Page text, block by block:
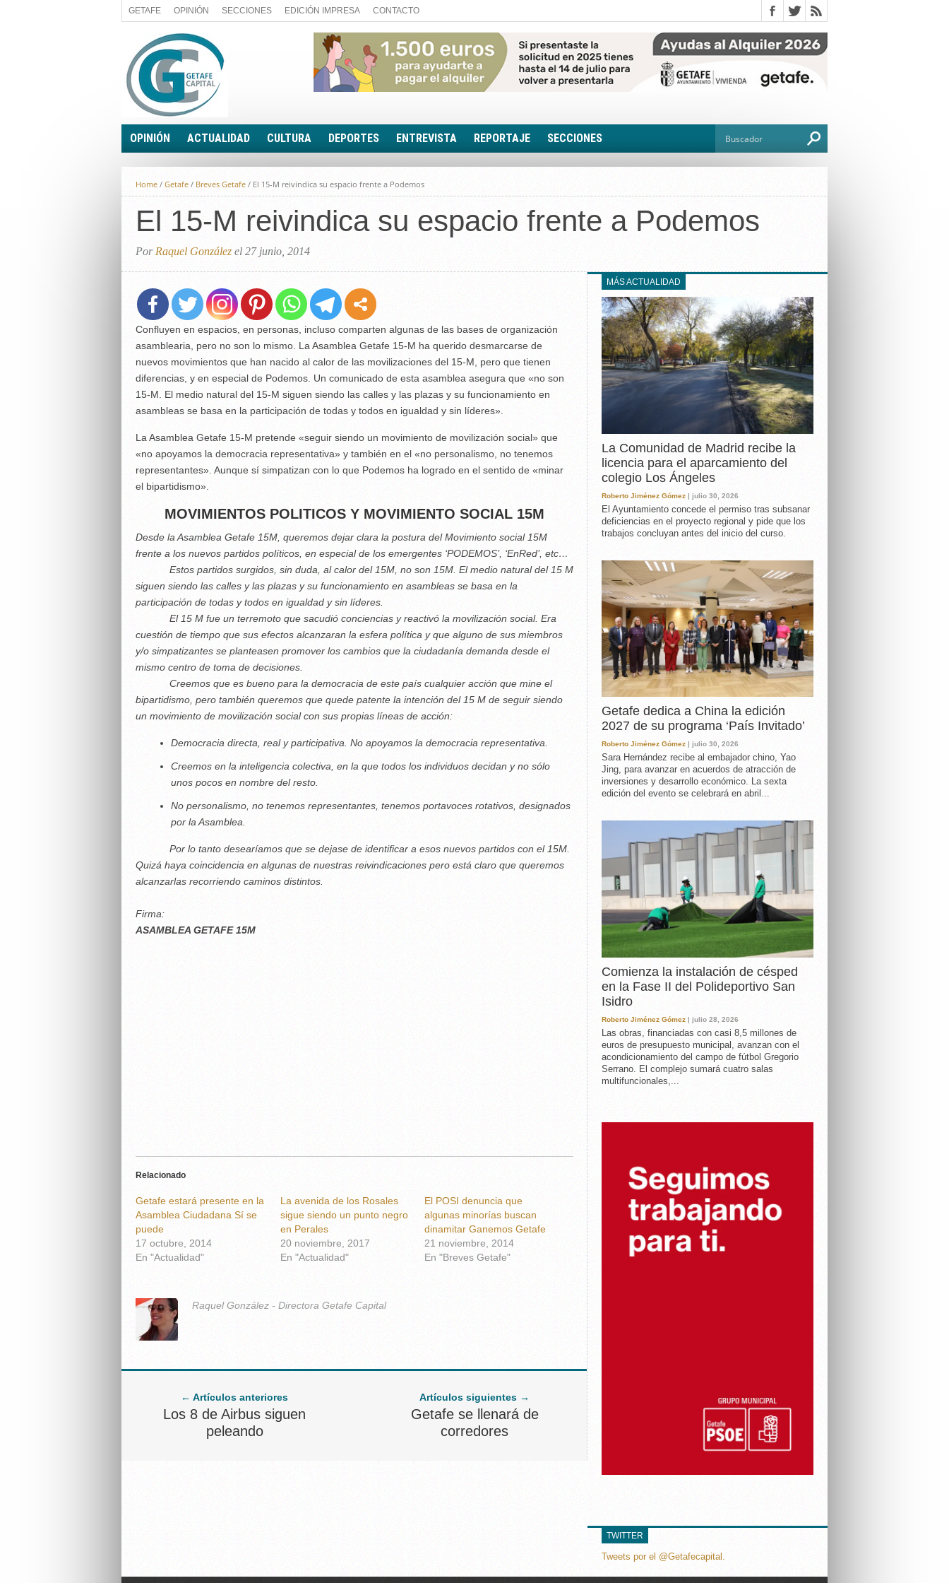
GETAFE OPINIÓN SECCIONES EDICIÓN IMPRESA CONTACTO
OPINIÓN
A FIN DE CUENTAS
PALABRA DE CONCEJAL
LA PIEDRA DE SÍSIFO
EL SACAPUNTAS
TODAS LAS BANDERAS
ROTAS
ACTUALIDAD
POLÍTICA
ECONOMÍA
SOCIEDAD
BREVES
CULTURA DEPORTES ENTREVISTA REPORTAJE SECCIONES
FOTONOTICIA
LOOK TOTAL
RINCÓN PSICOLÓGICO
RUTA DE LA MEMORIA
LA VOZ DE LA
EXPERIENCIA
IN MEMORIAM
MEMORIA RECUPERADA
UN MINUTO EN EL
MUSEO
Home / Getafe / Breves Getafe / El 15-M reivindica su espacio frente a Podemos
El 15-M reivindica su espacio frente a Podemos
Por Raquel González el 27 junio, 2014
Confluyen en espacios, en personas, incluso comparten algunas de las bases de organización
asamblearia, pero no son lo mismo. La Asamblea Getafe 15-M ha querido desmarcarse de
nuevos movimientos que han nacido al calor de las movilizaciones del 15-M, pero que tienen
diferencias, y en especial de Podemos. Un comunicado de esta asamblea asegura que «no son
15-M. El medio natural del 15-M siguen siendo las calles y las plazas y su funcionamiento en
asambleas se basa en la participación de todas y todos en igualdad y sin líderes».
La Asamblea Getafe 15-M pretende «seguir siendo un movimiento de movilización social» que
«no apoyamos la democracia representativa» y también en el «no personalismo, no tenemos
representantes». Aunque sí simpatizan con lo que Podemos ha logrado en el sentido de «minar
el bipartidismo».
MOVIMIENTOS POLITICOS Y MOVIMIENTO SOCIAL 15M
Desde la Asamblea Getafe 15M, queremos dejar clara la postura del Movimiento social 15M
frente a los nuevos partidos políticos, en especial de los emergentes ‘PODEMOS’, ‘EnRed’, etc…
Estos partidos surgidos, sin duda, al calor del 15M, no son 15M. El medio natural del 15 M
siguen siendo las calles y las plazas y su funcionamiento en asambleas se basa en la
participación de todas y todos en igualdad y sin líderes.
El 15 M fue un terremoto que sacudió conciencias y reactivó la movilización social. Era
cuestión de tiempo que sus efectos alcanzaran la esfera política y que alguno de sus miembros
y/o simpatizantes se planteasen promover los cambios que la ciudadanía demanda desde el
mismo centro de toma de decisiones.
Creemos que es bueno para la democracia de este país cualquier acción que mine el
bipartidismo, pero también queremos que quede patente la intención del 15 M de seguir siendo
un movimiento de movilización social con sus propias líneas de acción:
Democracia directa, real y participativa. No apoyamos la democracia representativa.
Creemos en la inteligencia colectiva, en la que todos los individuos decidan y no sólo
unos pocos en nombre del resto.
No personalismo, no tenemos representantes, tenemos portavoces rotativos, designados
por la Asamblea.
Por lo tanto desearíamos que se dejase de identificar a esos nuevos partidos con el 15M.
Quizá haya coincidencia en algunas de nuestras reivindicaciones pero está claro que queremos
alcanzarlas recorriendo caminos distintos.
Firma:
ASAMBLEA GETAFE 15M
Relacionado
Getafe estará presente en la
Asamblea Ciudadana Sí se
puede
17 octubre, 2014
En "Actualidad"
La avenida de los Rosales
sigue siendo un punto negro
en Perales
20 noviembre, 2017
En "Actualidad"
El POSI denuncia que
algunas minorías buscan
dinamitar Ganemos Getafe
21 noviembre, 2014
En "Breves Getafe"
Raquel González - Directora Getafe Capital
← Artículos anteriores
Los 8 de Airbus siguen
peleando
Artículos siguientes →
Getafe se llenará de
corredores
MÁS ACTUALIDAD
La Comunidad de Madrid recibe la
licencia para el aparcamiento del
colegio Los Ángeles
Roberto Jiménez Gómez | julio 30, 2026
El Ayuntamiento concede el permiso tras subsanar
deficiencias en el proyecto regional y pide que los
trabajos concluyan antes del inicio del curso.
Getafe dedica a China la edición
2027 de su programa ‘País Invitado’
Roberto Jiménez Gómez | julio 30, 2026
Sara Hernández recibe al embajador chino, Yao
Jing, para avanzar en acuerdos de atracción de
inversiones y desarrollo económico. La sexta
edición del evento se celebrará en abril...
Comienza la instalación de césped
en la Fase II del Polideportivo San
Isidro
Roberto Jiménez Gómez | julio 28, 2026
Las obras, financiadas con casi 8,5 millones de
euros de presupuesto municipal, avanzan con el
acondicionamiento del campo de fútbol Gregorio
Serrano. El complejo sumará cuatro salas
multifuncionales,...
TWITTER
Tweets por el @Getafecapital.